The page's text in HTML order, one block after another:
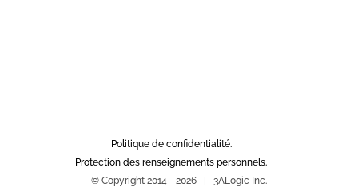
Politique de confidentialité.
Protection des renseignements personnels.
© Copyright 2014 - 2026 | 3ALogic Inc.